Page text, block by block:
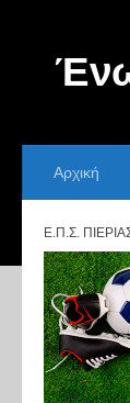
Αρχική
Ε.Π.Σ.